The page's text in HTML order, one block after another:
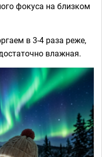
фокуса на близком
в 3-4 раза реже,
влажная.